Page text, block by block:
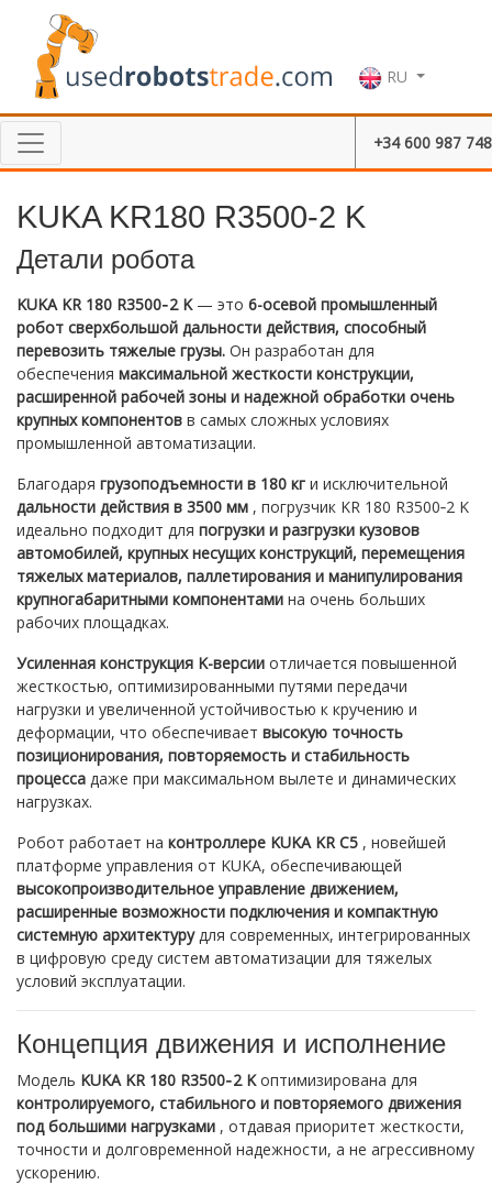
RU
+34 600 987 748
KUKA KR180 R3500-2 K
Детали робота
KUKA KR 180 R3500‑2 K— это 6-осевой промышленный
робот сверхбольшой дальности действия, способный
перевозить тяжелые грузы. Он разработан для
обеспечения максимальной жесткости конструкции,
расширенной рабочей зоны и надежной обработки очень
крупных компонентов в самых сложных условиях
промышленной автоматизации.
Благодаря грузоподъемности в 180 кг и исключительной
дальности действия в 3500 мм , погрузчик KR 180 R3500‑2 K
идеально подходит для погрузки и разгрузки кузовов
автомобилей, крупных несущих конструкций, перемещения
тяжелых материалов, паллетирования и манипулирования
крупногабаритными компонентами на очень больших
рабочих площадках.
Усиленная конструкция K-версии отличается повышенной
жесткостью, оптимизированными путями передачи
нагрузки и увеличенной устойчивостью к кручению и
деформации, что обеспечивает высокую точность
позиционирования, повторяемость и стабильность
процесса даже при максимальном вылете и динамических
нагрузках.
Робот работает на контроллере KUKA KR C5 , новейшей
платформе управления от KUKA, обеспечивающей
высокопроизводительное управление движением,
расширенные возможности подключения и компактную
системную архитектурудля современных, интегрированных
в цифровую среду систем автоматизации для тяжелых
условий эксплуатации.
Концепция движения и исполнение
Модель KUKA KR 180 R3500‑2 Kоптимизирована для
контролируемого, стабильного и повторяемого движения
под большими нагрузками , отдавая приоритет жесткости,
точности и долговременной надежности, а не агрессивному
ускорению.